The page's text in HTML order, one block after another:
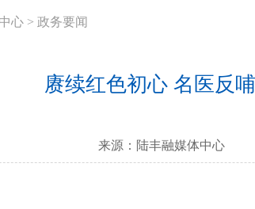
心 > 政务要闻
赓续红色初心 名医反
来源： 陆丰融媒体中心